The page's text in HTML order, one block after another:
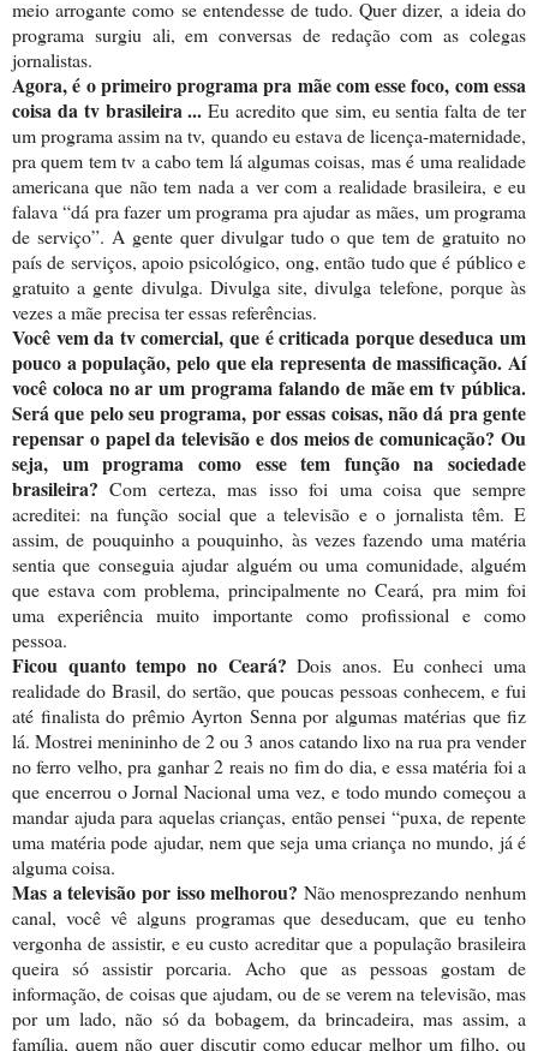
meio arrogante como se entendesse de tudo. Quer dizer, a ideia do
programa surgiu ali, em conversas de redação com as colegas
jornalistas.
Agora, é o primeiro programa pra mãe com esse foco, com essa
coisa da tv brasileira ... Eu acredito que sim, eu sentia falta de ter
um programa assim na tv, quando eu estava de licença-maternidade,
pra quem tem tv a cabo tem lá algumas coisas, mas é uma realidade
americana que não tem nada a ver com a realidade brasileira, e eu
falava “dá pra fazer um programa pra ajudar as mães, um programa
de serviço”. A gente quer divulgar tudo o que tem de gratuito no
país de serviços, apoio psicológico, ong, então tudo que é público e
gratuito a gente divulga. Divulga site, divulga telefone, porque às
vezes a mãe precisa ter essas referências.
Você vem da tv comercial, que é criticada porque deseduca um
pouco a população, pelo que ela representa de massificação. Aí
você coloca no ar um programa falando de mãe em tv pública.
Será que pelo seu programa, por essas coisas, não dá pra gente
repensar o papel da televisão e dos meios de comunicação? Ou
seja, um programa como esse tem função na sociedade
brasileira? Com certeza, mas isso foi uma coisa que sempre
acreditei: na função social que a televisão e o jornalista têm. E
assim, de pouquinho a pouquinho, às vezes fazendo uma matéria
sentia que conseguia ajudar alguém ou uma comunidade, alguém
que estava com problema, principalmente no Ceará, pra mim foi
uma experiência muito importante como profissional e como
pessoa.
Ficou quanto tempo no Ceará? Dois anos. Eu conheci uma
realidade do Brasil, do sertão, que poucas pessoas conhecem, e fui
até finalista do prêmio Ayrton Senna por algumas matérias que fiz
lá. Mostrei menininho de 2 ou 3 anos catando lixo na rua pra vender
no ferro velho, pra ganhar 2 reais no fim do dia, e essa matéria foi a
que encerrou o Jornal Nacional uma vez, e todo mundo começou a
mandar ajuda para aquelas crianças, então pensei “puxa, de repente
uma matéria pode ajudar, nem que seja uma criança no mundo, já é
alguma coisa.
Mas a televisão por isso melhorou? Não menosprezando nenhum
canal, você vê alguns programas que deseducam, que eu tenho
vergonha de assistir, e eu custo acreditar que a população brasileira
queira só assistir porcaria. Acho que as pessoas gostam de
informação, de coisas que ajudam, ou de se verem na televisão, mas
por um lado, não só da bobagem, da brincadeira, mas assim, a
família, quem não quer discutir como educar melhor um filho, ou